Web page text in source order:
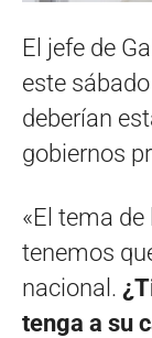
El jefe de
este
deberían
gobiernos
«El tema
tenemos
nacional.
tenga a su